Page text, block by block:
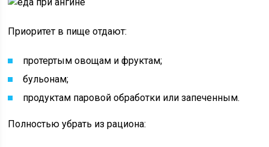
Приоритет в пище отдают:
протертым овощам и фруктам;
бульонам;
продуктам паровой обработки или запеченным.
Полностью убрать из рациона: